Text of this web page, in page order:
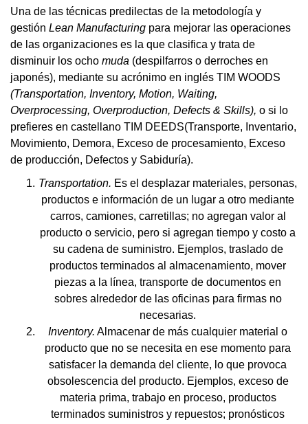
Una de las técnicas predilectas de la metodología y
gestión Lean Manufacturing para mejorar las operaciones
de las organizaciones es la que clasifica y trata de
disminuir los ocho muda (despilfarros o derroches en
japonés), mediante su acrónimo en inglés TIM WOODS
(Transportation, Inventory, Motion, Waiting,
Overprocessing, Overproduction, Defects & Skills), o si lo
prefieres en castellano TIM DEEDS(Transporte, Inventario,
Movimiento, Demora, Exceso de procesamiento, Exceso
de producción, Defectos y Sabiduría).
Transportation. Es el desplazar materiales, personas,
productos e información de un lugar a otro mediante
carros, camiones, carretillas; no agregan valor al
producto o servicio, pero si agregan tiempo y costo a
su cadena de suministro. Ejemplos, traslado de
productos terminados al almacenamiento, mover
piezas a la línea, transporte de documentos en
sobres alrededor de las oficinas para firmas no
necesarias.
Inventory. Almacenar de más cualquier material o
producto que no se necesita en ese momento para
satisfacer la demanda del cliente, lo que provoca
obsolescencia del producto. Ejemplos, exceso de
materia prima, trabajo en proceso, productos
terminados suministros y repuestos; pronósticos